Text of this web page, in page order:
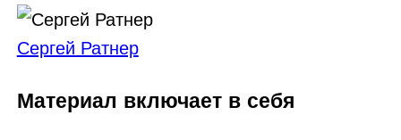
Сергей Ратнер
Материал включает в себя